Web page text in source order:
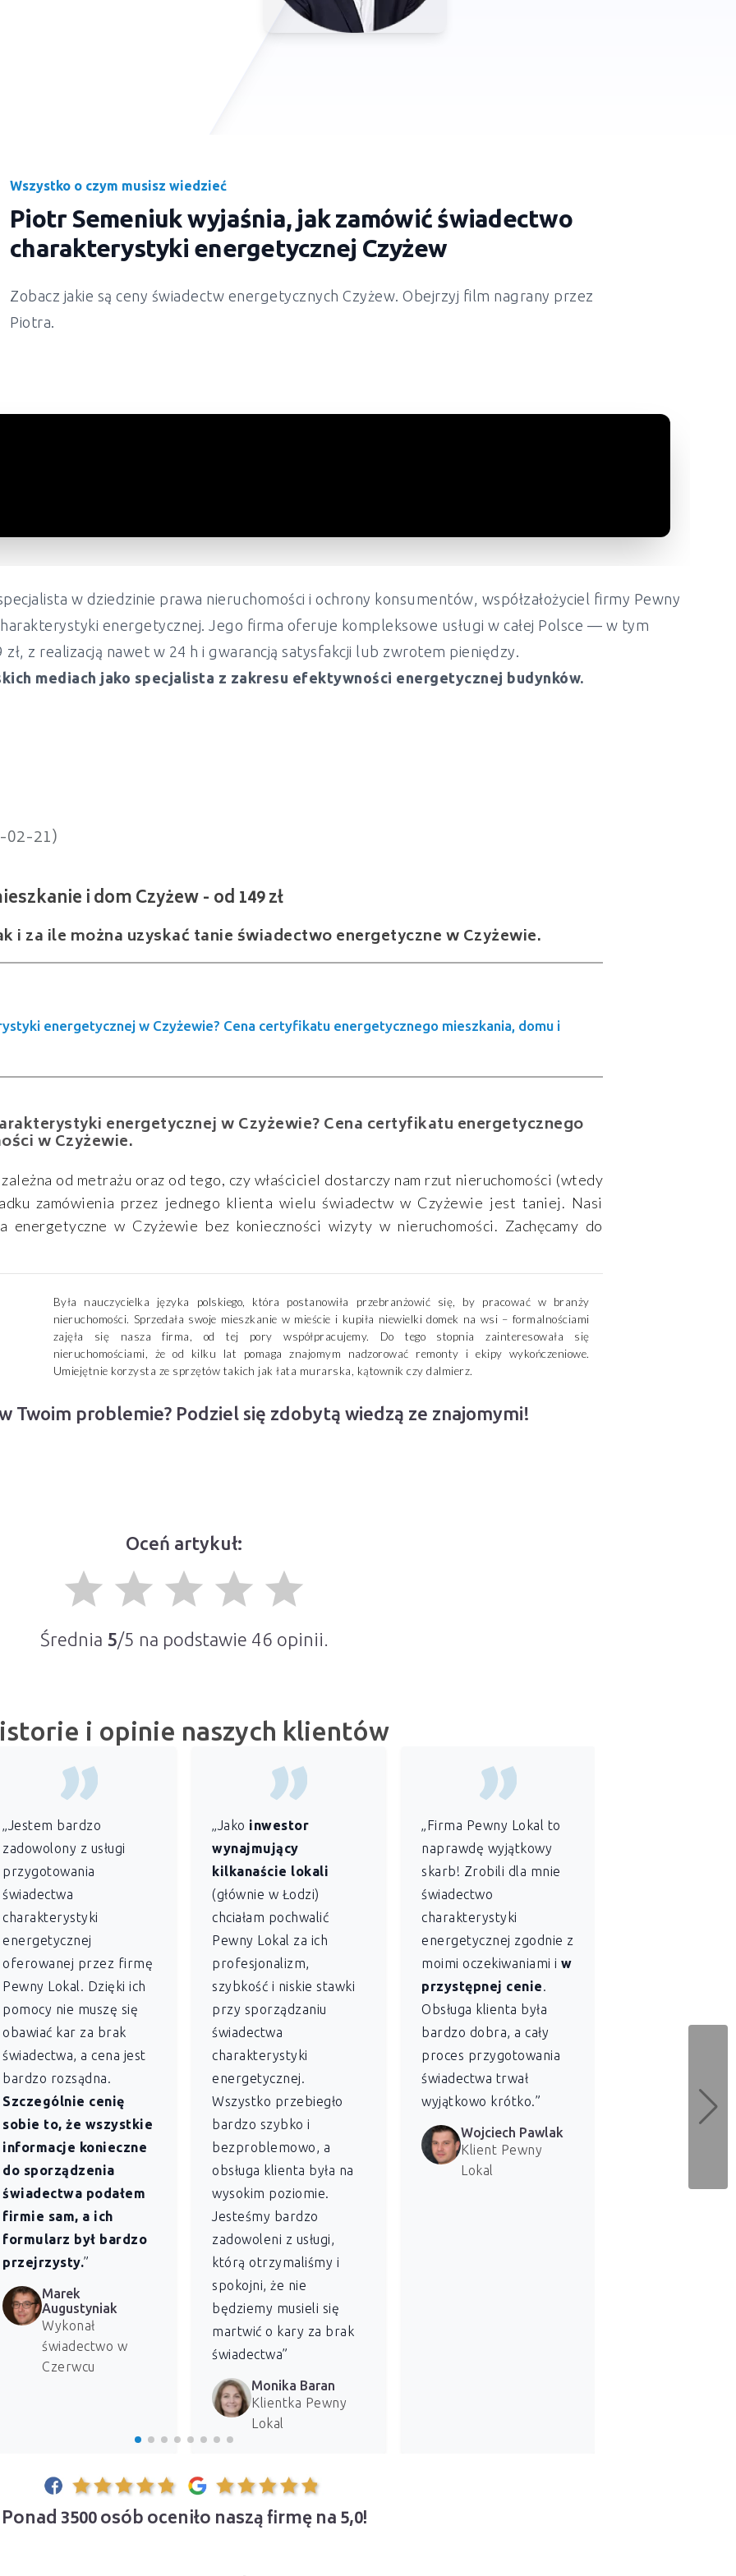
Wszystko o czym musisz wiedzieć
Piotr Semeniuk wyjaśnia, jak zamówić świadectwo
charakterystyki energetycznej Czyżew
Zobacz jakie są ceny świadectw energetycznych Czyżew. Obejrzyj film nagrany przez
Piotra.
w dziedzinie prawa nieruchomości i ochrony konsumentów, współzałożyciel firmy Pewny
energetycznej. Jego firma oferuje kompleksowe usługi w całej Polsce — w tym
z realizacją nawet w 24 h i gwarancją satysfakcji lub zwrotem pieniędzy.
mediach jako specjalista z zakresu efektywności energetycznej budynków.
02-21)
i za ile można uzyskać tanie świadectwo energetyczne w Czyżewie.
energetycznej w Czyżewie? Cena certyfikatu energetycznego mieszkania, domu i
energetycznej w Czyżewie? Cena certyfikatu energetycznego
w Czyżewie.
od metrażu oraz od tego, czy właściciel dostarczy nam rzut nieruchomości (wtedy
zamówienia przez jednego klienta wielu świadectw w Czyżewie jest taniej. Nasi
energetyczne w Czyżewie bez konieczności wizyty w nieruchomości. Zachęcamy do
Była nauczycielka języka polskiego, która postanowiła przebranżowić się, by pracować w branży
nieruchomości. Sprzedała swoje mieszkanie w mieście i kupiła niewielki domek na wsi – formalnościami
zajęła się nasza firma, od tej pory współpracujemy. Do tego stopnia zainteresowała się
nieruchomościami, że od kilku lat pomaga znajomym nadzorować remonty i ekipy wykończeniowe.
Umiejętnie korzysta ze sprzętów takich jak łata murarska, kątownik czy dalmierz.
Twoim problemie? Podziel się zdobytą wiedzą ze znajomymi!
Oceń artykuł:
grade grade grade grade grade
Średnia 5/5 na podstawie 46 opinii.
i opinie naszych klientów
„Jestem bardzo
zadowolony z usługi
przygotowania
świadectwa
charakterystyki
energetycznej
oferowanej przez firmę
Pewny Lokal. Dzięki ich
pomocy nie muszę się
obawiać kar za brak
świadectwa, a cena jest
bardzo rozsądna.
Szczególnie cenię
sobie to, że wszystkie
informacje konieczne
do sporządzenia
świadectwa podałem
firmie sam, a ich
formularz był bardzo
przejrzysty.”
Marek
Augustyniak
Wykonał
świadectwo w
Czerwcu
„Jako inwestor
wynajmujący
kilkanaście lokali
(głównie w Łodzi)
chciałam pochwalić
Pewny Lokal za ich
profesjonalizm,
szybkość i niskie stawki
przy sporządzaniu
świadectwa
charakterystyki
energetycznej.
Wszystko przebiegło
bardzo szybko i
bezproblemowo, a
obsługa klienta była na
wysokim poziomie.
Jesteśmy bardzo
zadowoleni z usługi,
którą otrzymaliśmy i
spokojni, że nie
będziemy musieli się
martwić o kary za brak
świadectwa”
Monika Baran
Klientka Pewny
Lokal
„Firma Pewny Lokal to
naprawdę wyjątkowy
skarb! Zrobili dla mnie
świadectwo
charakterystyki
energetycznej zgodnie z
moimi oczekiwaniami i w
przystępnej cenie.
Obsługa klienta była
bardzo dobra, a cały
proces przygotowania
świadectwa trwał
wyjątkowo krótko.”
Wojciech Pawlak
Klient Pewny
Lokal
Ponad 3500 osób oceniło naszą firmę na 5,0!